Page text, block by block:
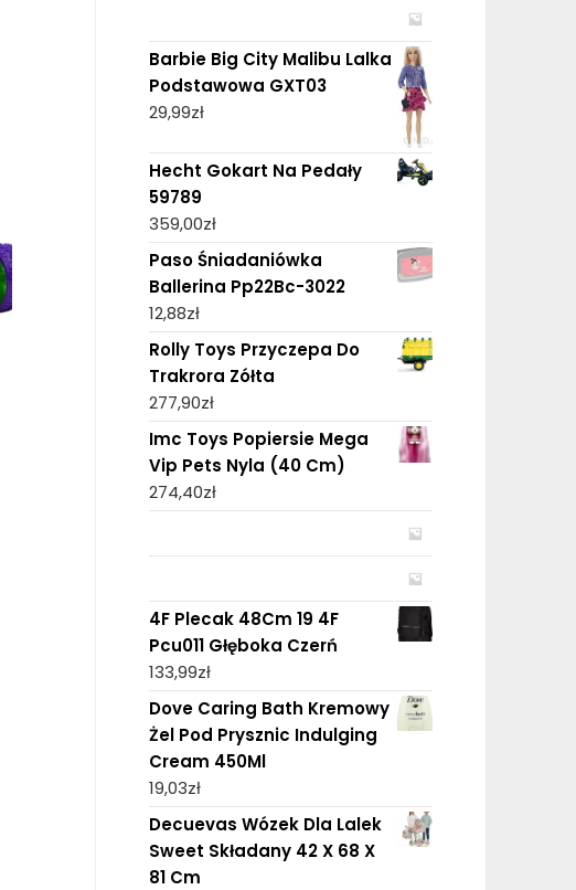
Barbie Big City Malibu Lalka
Podstawowa GXT03
29,99zł
Hecht Gokart Na Pedały
59789
359,00zł
Paso Śniadaniówka
Ballerina Pp22Bc-3022
12,88zł
Rolly Toys Przyczepa Do
Trakrora Zółta
277,90zł
Imc Toys Popiersie Mega
Vip Pets Nyla (40 Cm)
274,40zł
4F Plecak 48Cm 19 4F
Pcu011 Głęboka Czerń
133,99zł
Dove Caring Bath Kremowy
Żel Pod Prysznic Indulging
Cream 450Ml
19,03zł
Decuevas Wózek Dla Lalek
Sweet Składany 42 X 68 X
81 Cm